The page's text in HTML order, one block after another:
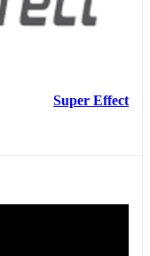
Super Effect